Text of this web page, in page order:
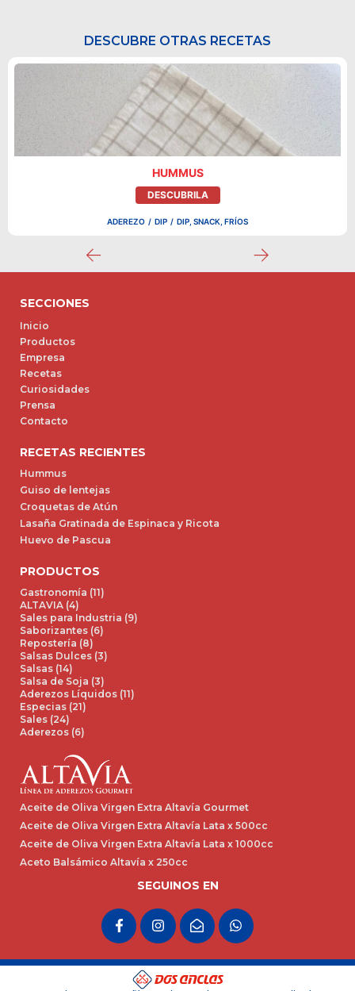
DESCUBRE OTRAS RECETAS
HUMMUS
DESCUBRILA
ADEREZO / DIP / DIP, SNACK, FRÍOS
SECCIONES
Inicio
Productos
Empresa
Recetas
Curiosidades
Prensa
Contacto
RECETAS RECIENTES
Hummus
Guiso de lentejas
Croquetas de Atún
Lasaña Gratinada de Espinaca y Ricota
Huevo de Pascua
PRODUCTOS
Gastronomía (11)
ALTAVIA (4)
Sales para Industria (9)
Saborizantes (6)
Repostería (8)
Salsas Dulces (3)
Salsas (14)
Salsa de Soja (3)
Aderezos Líquidos (11)
Especias (21)
Sales (24)
Aderezos (6)
Aceite de Oliva Virgen Extra Altavía Gourmet
Aceite de Oliva Virgen Extra Altavía Lata x 500cc
Aceite de Oliva Virgen Extra Altavía Lata x 1000cc
Aceto Balsámico Altavía x 250cc
SEGUINOS EN
F
a
c
b
I
n
s
a
g
E
n
v
l
o
W
h
a
s